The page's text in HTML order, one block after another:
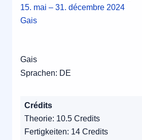
15. mai – 31. décembre 2024
Gais
Gais
Sprachen: DE
Crédits
Theorie: 10.5 Credits
Fertigkeiten: 14 Credits